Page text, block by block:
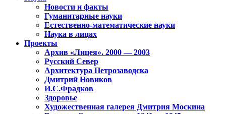
Новости и факты
Гуманитарные науки
Естественно-математические науки
Наука в лицах
Проекты
Архив «Лицея». 2000 — 2003
Русский Север
Архитектура Петрозаводска
Дмитрий Новиков
И.С.Фрадков
Здоровье
Художественная галерея Дмитрия Москина